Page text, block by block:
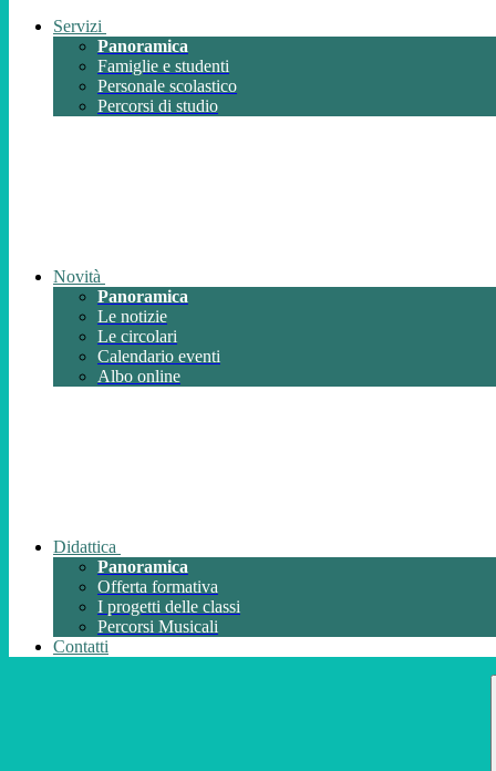
Servizi
Panoramica
Famiglie e studenti
Personale scolastico
Percorsi di studio
Novità
Panoramica
Le notizie
Le circolari
Calendario eventi
Albo online
Didattica
Panoramica
Offerta formativa
I progetti delle classi
Percorsi Musicali
Contatti